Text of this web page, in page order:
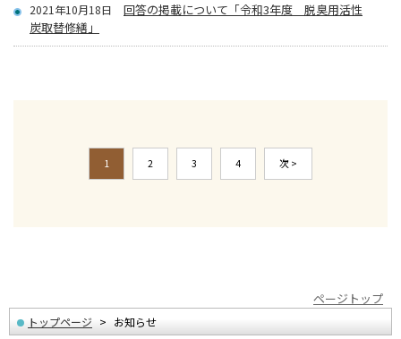
2021年10月18日
回答の掲載について「令和3年度 脱臭用活性
炭取替修繕」
1 2 3 4 次 >
ページトップ
トップページ お知らせ